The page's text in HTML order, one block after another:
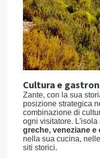
Cultura e
Zante, con la sua
posizione strategica
combinazione di
ogni visitatore. L'isola
greche, veneziane e
nella sua cucina,
siti storici.